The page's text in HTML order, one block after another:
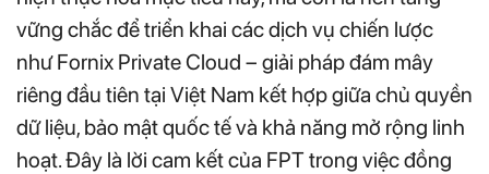
vững chắc để triển khai các dịch vụ chiến lược
như Fornix Private Cloud – giải pháp đám mây
riêng đầu tiên tại Việt Nam kết hợp giữa chủ quyền
dữ liệu, bảo mật quốc tế và khả năng mở rộng linh
hoạt. Đây là lời cam kết của FPT trong việc đồng